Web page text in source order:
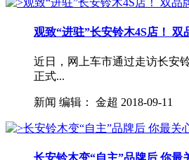
观致“进驻”长安铃木4S店！ 双
近日，网上车市通过走访长安
正式...
新闻 编辑： 金超 2018-09-11